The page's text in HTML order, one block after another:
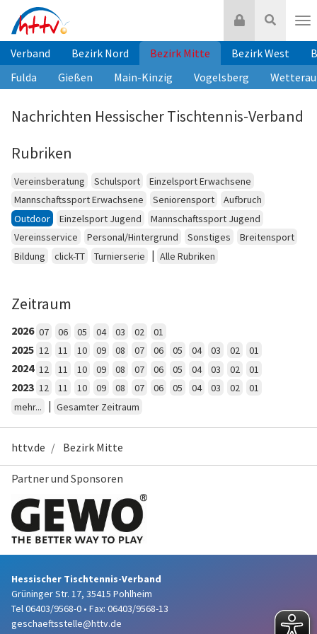
Inhalt
springen
Suche
Login
Verband Bezirk Nord Bezirk Mitte Bezirk West
Fulda
Gießen Main-Kinzig Vogelsberg Wetterau
Nachrichten Hessischer Tischtennis-Verband
Rubriken
Vereinsberatung Schulsport
Einzelsport Erwachsene
Mannschaftssport Erwachsene
Seniorensport
Aufbruch
Outdoor
Einzelsport Jugend
Mannschaftssport Jugend
Vereinsservice
Personal/Hintergrund Sonstiges
Breitensport
Bildung
click-TT Turnierserie | Alle Rubriken
Zeitraum
2026 07 06 05 04 03 02 01
2025 12 11 10 09 08 07 06 05 04 03 02 01
2024 12 11 10 09 08 07 06 05 04 03 02 01
2023 12 11 10 09 08 07 06 05 04 03 02
01
mehr...
| Gesamter Zeitraum
httv.de Bezirk Mitte
Partner und Sponsoren
Hessischer Tischtennis-Verband
Grüninger Str. 17, 35415 Pohlheim
Tel 06403/9568-0 • Fax: 06403/9568-13
geschaeftsstelle@httv.de